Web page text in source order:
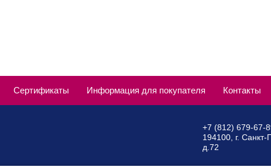
Сертификаты Информация для покупателя Контакты
+7 (812) 679-67-
194100, г. Санкт-
д.72